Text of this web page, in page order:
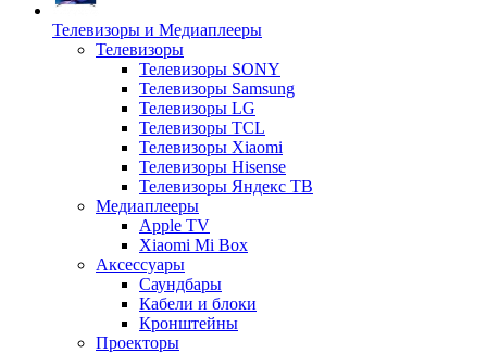
Телевизоры и Медиаплееры
Телевизоры
Телевизоры SONY
Телевизоры Samsung
Телевизоры LG
Телевизоры TCL
Телевизоры Xiaomi
Телевизоры Hisense
Телевизоры Яндекс ТВ
Медиаплееры
Apple TV
Xiaomi Mi Box
Аксессуары
Саундбары
Кабели и блоки
Кронштейны
Проекторы